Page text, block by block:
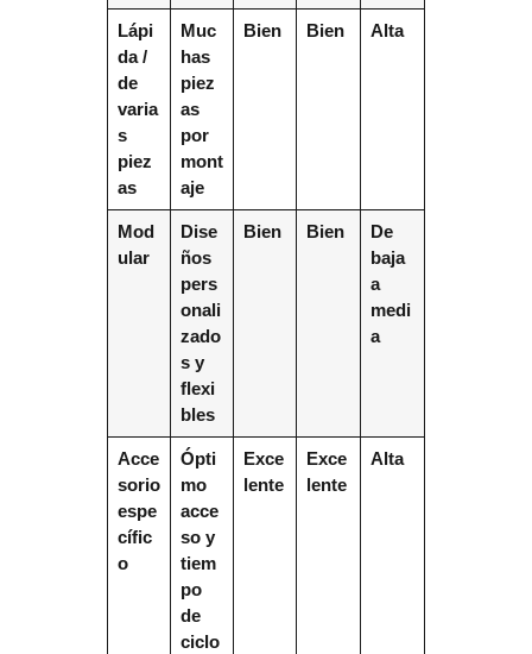
Lápi
da /
de
varia
s
piez
as
Muc
has
piez
as
por
mont
aje
Bien Bien Alta
Mod
ular
Dise
ños
pers
onali
zado
s y
flexi
bles
Bien Bien
De
baja
a
medi
a
Acce
sorio
espe
cífic
o
Ópti
mo
acce
so y
tiem
po
de
ciclo
Exce
lente
Exce
lente
Alta